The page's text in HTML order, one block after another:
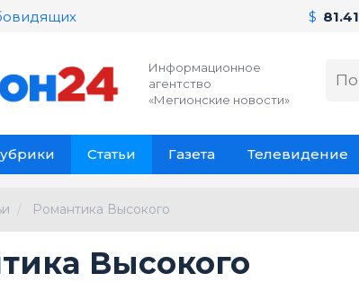
$ 81.41
Информационное
агентство
«Мегионские новости»
Статьи Газета Телевидение
Романтика Высокого
Высокого